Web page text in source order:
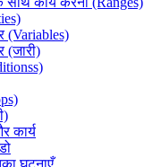
(Variables)
(जारी)
कार्य
घटनाएँ